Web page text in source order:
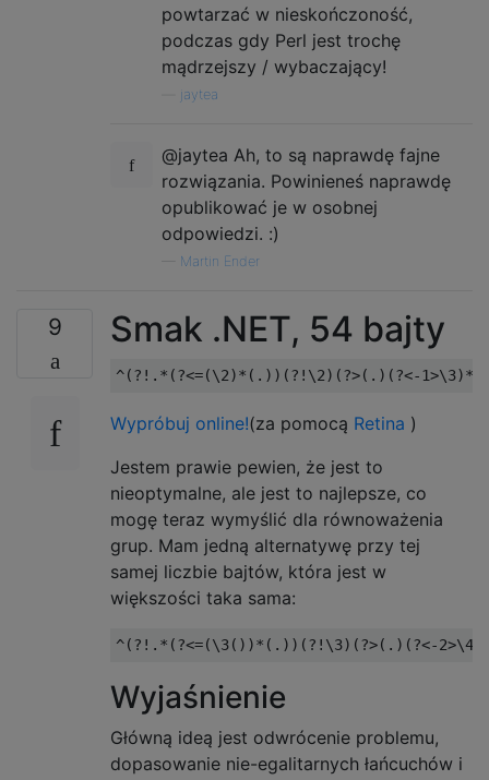
powtarzać w nieskończoność,
podczas gdy Perl jest trochę
mądrzejszy / wybaczający!
jaytea
@jaytea Ah, to są naprawdę fajne
rozwiązania. Powinieneś naprawdę
opublikować je w osobnej
odpowiedzi. :)
Martin Ender
9 Smak .NET, 54 bajty
Wypróbuj online!(za pomocą Retina )
Jestem prawie pewien, że jest to
nieoptymalne, ale jest to najlepsze, co
mogę teraz wymyślić dla równoważenia
grup. Mam jedną alternatywę przy tej
samej liczbie bajtów, która jest w
większości taka sama:
Wyjaśnienie
Główną ideą jest odwrócenie problemu,
dopasowanie nie-egalitarnych łańcuchów i